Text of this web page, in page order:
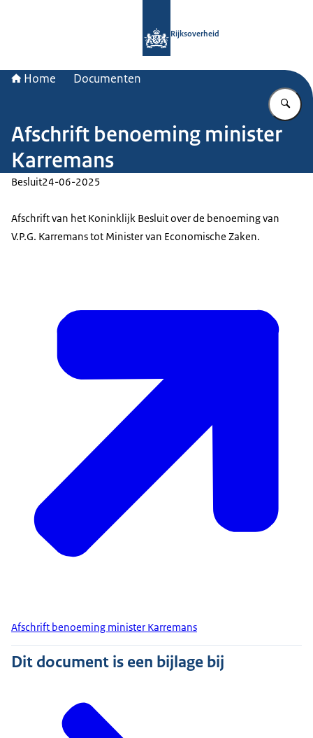
Rijksoverheid
Home Documenten
Afschrift benoeming minister
Karremans
Besluit24-06-2025
Afschrift van het Koninklijk Besluit over de benoeming van
V.P.G. Karremans tot Minister van Economische Zaken.
Afschrift benoeming minister Karremans
Dit document is een bijlage bij